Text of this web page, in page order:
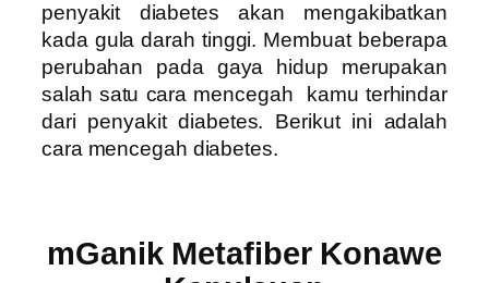
penyakit diabetes akan mengakibatkan
kada gula darah tinggi. Membuat beberapa
perubahan pada gaya hidup merupakan
salah satu cara mencegah kamu terhindar
dari penyakit diabetes. Berikut ini adalah
cara mencegah diabetes.
mGanik Metafiber Konawe